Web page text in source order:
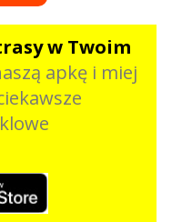
w Twoim
apkę i miej